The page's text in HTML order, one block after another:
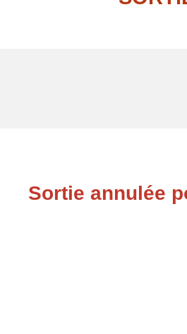
Sortie annulée